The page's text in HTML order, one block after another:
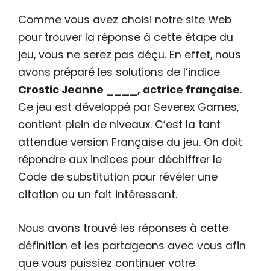
Comme vous avez choisi notre site Web
pour trouver la réponse à cette étape du
jeu, vous ne serez pas déçu. En effet, nous
avons préparé les solutions de l’indice
Crostic Jeanne ____, actrice française.
Ce jeu est développé par Severex Games,
contient plein de niveaux. C’est la tant
attendue version Française du jeu. On doit
répondre aux indices pour déchiffrer le
Code de substitution pour révéler une
citation ou un fait intéressant.
Nous avons trouvé les réponses à cette
définition et les partageons avec vous afin
que vous puissiez continuer votre